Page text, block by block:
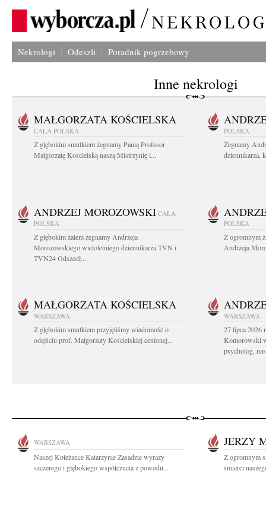
Nekrologi Odeszli Poradnik pogrzebowy
Inne nekrologi
MAŁGORZATA KOŚCIELSKA
CAŁA POLSKA
Z głębokim smutkiem żegnamy Panią Profesor
Małgorzatę Kościelską naszą Mistrzynię i...
POLSKA
Żegnamy
dziennikarza,
ANDRZEJ MOROZOWSKI CAŁA
POLSKA
Z głębokim żalem żegnamy Andrzeja
Morozowskiego wieloletniego dziennikarza TVN i
TVN24 Odszedł...
POLSKA
Z ogromnym
Andrzeja
MAŁGORZATA KOŚCIELSKA
WARSZAWA
Z głębokim smutkiem przyjęliśmy wiadomość o
odejściu prof. Małgorzaty Kościelskiej cenionej...
WARSZAWA
27 lipca 2026
Komorowski
psycholog,
WARSZAWA
Naszej Koleżance Katarzynie Zasadzie wyrazy
szczerego i głębokiego współczucia z powodu...
JERZY
Z ogromnym
śmierci